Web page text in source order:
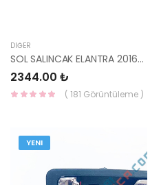
DIĞER
SOL SALINCAK ELANTRA 2016- 54500-F2000-YS
2344.00 ₺
( 181 Görüntüleme )
YENI